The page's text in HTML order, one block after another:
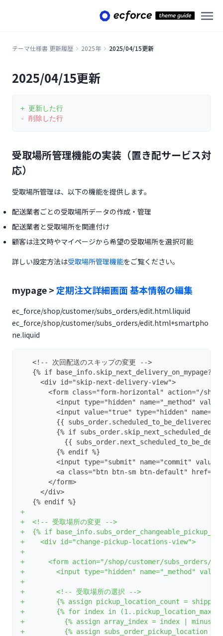
テーマ仕様書 更新履歴 2025年 2025/04/15更新
2025/04/15更新
+ 更新した行
- 削除した行
受取場所管理機能の実装（置き配サービス対
応）
受取場所管理は、以下の機能を提供します。
配送業者ごとの受取場所データの作成・管理
配送業者と受取場所を関連付け
顧客は注文時やマイページから希望の受取場所を選択可能
詳しい設定方法は受取場所管理機能(opens in a new tab)
をご覧ください。
mypage > 定期注文詳細画面 基本情報の編集
ec_force/shop/customer/subs_orders/edit.html.liquid
ec_force/shop/customer/subs_orders/edit.html+smartpho
ne.liquid
   <!-- 次回配送のスキップの変更 -->
   {% if base_info.skip_next_delivery_on_mypage? %}
     <div id="skip-next-delivery-view">
<form class="form-horizontal" action="/
<input type="hidden" name="_method"
<input value="true" type="hidden"
{{
{% if
{{
         {% endif %}
<input type="submit" name="commit"
<a class="btn btn-sm btn-default"
       </form>
     </div>
   {% endif %}
+
+  <!-- 受取場所の変更 -->
+  {% if
+    <div id="change-pickup-locations-view">
+
+      <form action="/shop/customer/subs_orders/{{
+        <input type="hidden" name="_method"
+
+        <!-- 受取場所の選択 -->
+        {% assign pickup_location_count =
+        {% for index in
+          {% assign array_index = index | minus: 1
+          {% assign subs_order_pickup_location =